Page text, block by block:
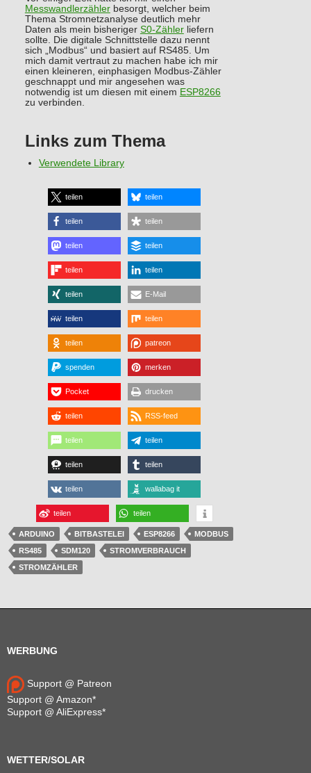
Messwandlerzählerbesorgt, welcher beim
Thema Stromnetzanalyse deutlich mehr
Daten als mein bisheriger S0-Zählerliefern
sollte. Die digitale Schnittstelle dazu nennt
sich „Modbus“ und basiert auf RS485. Um
mich damit vertraut zu machen habe ich mir
einen kleineren, einphasigen Modbus-Zähler
geschnappt und mir angesehen was
notwendig ist um diesen mit einem ESP8266
zu verbinden.
Links zum Thema
Verwendete Library
teilen teilen
teilen teilen
teilen teilen
teilen teilen
teilen E-Mail
teilen teilen
teilen patreon
spenden merken
Pocket drucken
teilen RSS-feed
teilen teilen
teilen teilen
teilen wallabag it
teilen teilen
ARDUINO BITBASTELEI ESP8266
MODBUS
RS485
SDM120
STROMVERBRAUCH
STROMZÄHLER
WERBUNG
Support @ Patreon
Support @ Amazon*
Support @ AliExpress*
WETTER/SOLAR